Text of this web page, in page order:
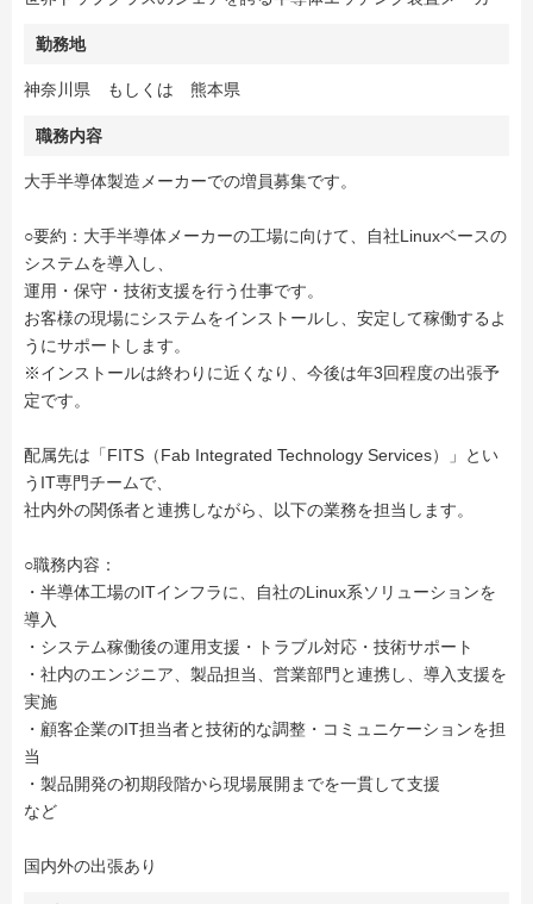
勤務地
神奈川県 もしくは 熊本県
職務内容
大手半導体製造メーカーでの増員募集です。
○要約：大手半導体メーカーの工場に向けて、自社Linuxベースの
システムを導入し、
運用・保守・技術支援を行う仕事です。
お客様の現場にシステムをインストールし、安定して稼働するよ
うにサポートします。
※インストールは終わりに近くなり、今後は年3回程度の出張予
定です。
配属先は「FITS（Fab Integrated Technology Services）」とい
うIT専門チームで、
社内外の関係者と連携しながら、以下の業務を担当します。
○職務内容：
・半導体工場のITインフラに、自社のLinux系ソリューションを
導入
・システム稼働後の運用支援・トラブル対応・技術サポート
・社内のエンジニア、製品担当、営業部門と連携し、導入支援を
実施
・顧客企業のIT担当者と技術的な調整・コミュニケーションを担
当
・製品開発の初期段階から現場展開までを一貫して支援
など
国内外の出張あり